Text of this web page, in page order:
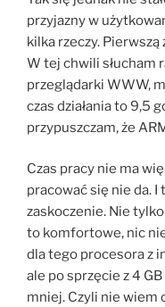
przyjazny w
kilka rzeczy.
W tej chwili słucham
przeglądarki WWW,
czas działania to 9,5
przypuszczam, że
Czas pracy nie ma
pracować się nie da.
zaskoczenie. Nie
to komfortowe, nic
dla tego procesora z
ale po sprzęcie z 4
mniej. Czyli nie wiem